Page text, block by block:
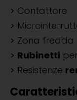
Contattore
Zona fredda
Rubinetti
Resistenze